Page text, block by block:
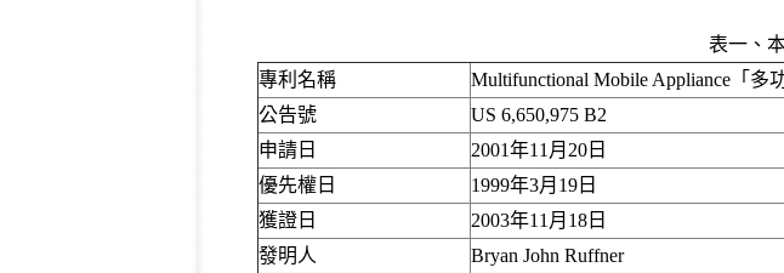
表一、
專利名稱
Multifunctional Mobile Appliance「多
公告號
US 6,650,975 B2
申請日
2001年11月20日
優先權日
1999年3月19日
獲證日
2003年11月18日
發明人
Bryan John Ruffner